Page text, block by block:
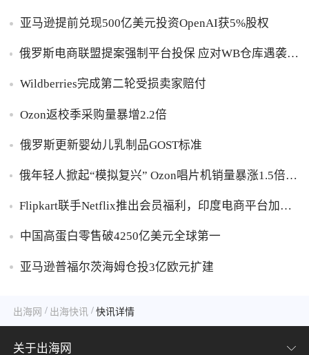
亚马逊提前兑现500亿美元投资OpenAI获5%股权
俄罗斯电商联盟提案强制平台投保 应对WB仓库遇袭卖
Wildberries完成第二轮受损卖家赔付
Ozon返校季采购量暴增2.2倍
俄罗斯更新婴幼儿乳制品GOST标准
俄年轻人掀起“模拟复兴” Ozon唱片机销量暴涨1.5倍黑
Flipkart联手Netflix推出会员福利，印度电商平台加码
中国高蛋白零售破4250亿美元全球第一
亚马逊普福尔茨海姆仓投3亿欧元扩建
出海网 / 出海快讯 / 快讯详情
关于出海网